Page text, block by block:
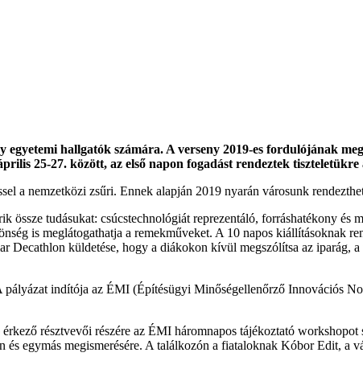
hallgatók számára. A verseny 2019-es fordulójának
25-27. között, az első napon fogadást rendeztek
a nemzetközi zsűri. Ennek alapján 2019 nyarán városunk
tudásukat: csúcstechnológiát reprezentáló, forráshatékony és
is meglátogathatja a remekműveket. A 10 napos kiállításoknak
Decathlon küldetése, hogy a diákokon kívül megszólítsa az iparág,
pályázat indítója az ÉMI (Építésügyi Minőségellenőrző Innovációs
résztvevői részére az ÉMI háromnapos tájékoztató
egymás megismerésére. A találkozón a fiataloknak Kóbor Edit, a